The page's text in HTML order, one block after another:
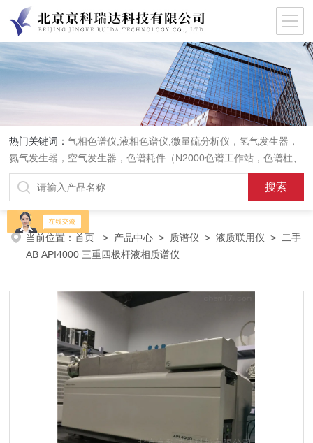
热门关键词：气相色谱仪,液相色谱仪,微量硫分析仪，氢气发生器，
氮气发生器，空气发生器，色谱耗件（N2000色谱工作站，色谱柱、
阀件、进样器、色谱担体），顶空进样器，热解析仪，紫外分光光度
计，原子吸收分光光度计，傅立叶红外光谱仪，分析天平等常规实验
室产品。
当前位置：首页 > 产品中心 > 质谱仪 >液质联用仪 > 二手
AB API4000 三重四极杆液相质谱仪